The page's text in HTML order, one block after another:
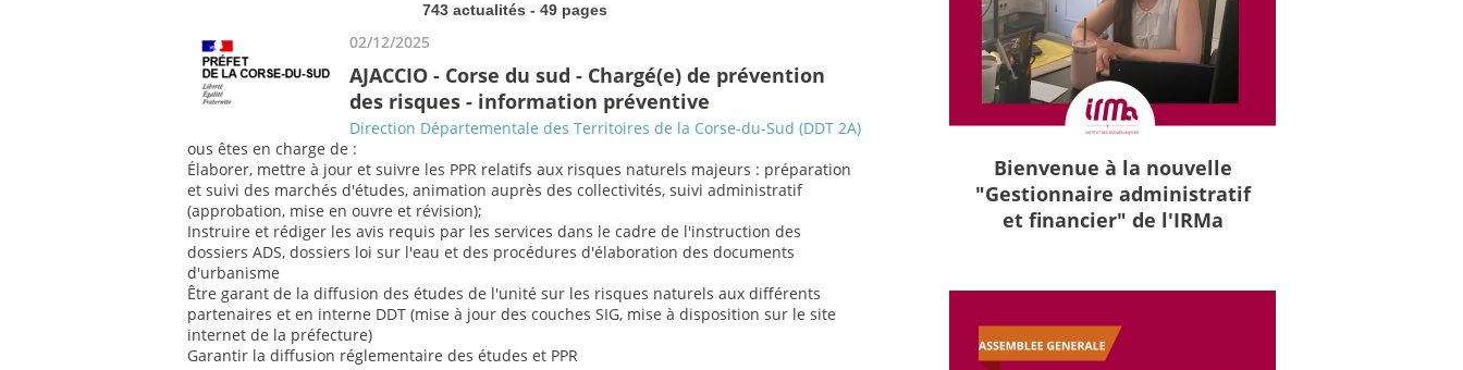
743 actualités - 49 pages
02/12/2025
AJACCIO - Corse du sud - Chargé(e) de prévention
des risques - information préventive
Direction Départementale des Territoires de la Corse-du-Sud (DDT 2A)
ous êtes en charge de :
Élaborer, mettre à jour et suivre les PPR relatifs aux risques naturels majeurs : préparation
et suivi des marchés d'études, animation auprès des collectivités, suivi administratif
(approbation, mise en ouvre et révision);
Instruire et rédiger les avis requis par les services dans le cadre de l'instruction des
dossiers ADS, dossiers loi sur l'eau et des procédures d'élaboration des documents
d'urbanisme
Être garant de la diffusion des études de l'unité sur les risques naturels aux différents
partenaires et en interne DDT (mise à jour des couches SIG, mise à disposition sur le site
internet de la préfecture)
Garantir la diffusion réglementaire des études et PPR
Bienvenue à la nouvelle
"Gestionnaire administratif
et financier" de l'IRMa